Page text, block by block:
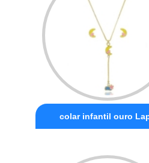
colar infantil ouro